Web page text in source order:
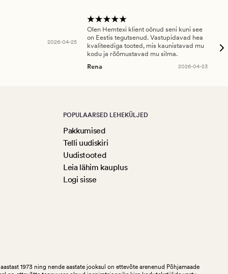
2026-04-25
Olen Hemtexi klient oönud seni kuni see
on Eestis tegutsenud. Vastupidavad hea
kvaliteediga tooted, mis kaunistavad mu
kodu ja rõõmustavad mu silma.
Rena
2026-04-23
POPULAARSED LEHEKÜLJED
Pakkumised
Telli uudiskiri
Uudistooted
Leia lähim kauplus
Logi sisse
1973 ning nende aastate jooksul on ettevõte arenenud Põhjamaade